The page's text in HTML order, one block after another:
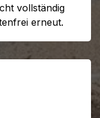
vollständig
erneut.